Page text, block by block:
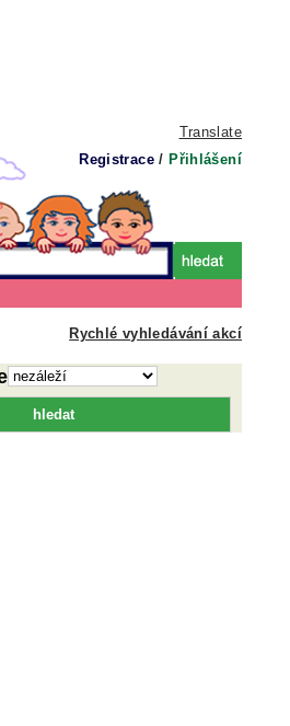
Translate
Registrace / Přihlášení
Rychlé vyhledávání akcí